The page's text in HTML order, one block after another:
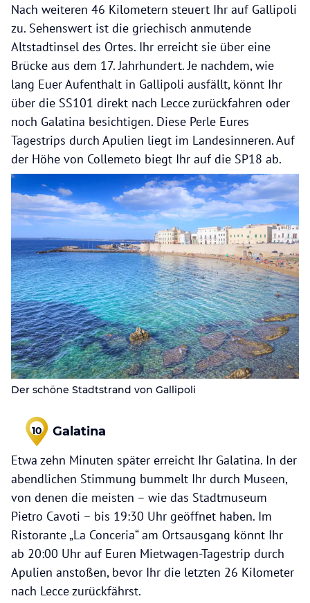
Der schöne Stadtstrand von Gallipoli
Nach weiteren 46 Kilometern steuert Ihr auf Gallipoli
zu. Sehenswert ist die griechisch anmutende
Altstadtinsel des Ortes. Ihr erreicht sie über eine
Brücke aus dem 17. Jahrhundert. Je nachdem, wie
lang Euer Aufenthalt in Gallipoli ausfällt, könnt Ihr
über die SS101 direkt nach Lecce zurückfahren oder
noch Galatina besichtigen. Diese Perle Eures
Tagestrips durch Apulien liegt im Landesinneren. Auf
der Höhe von Collemeto biegt Ihr auf die SP18 ab.
10 Galatina
Etwa zehn Minuten später erreicht Ihr Galatina. In der
abendlichen Stimmung bummelt Ihr durch Museen,
von denen die meisten – wie das Stadtmuseum
Pietro Cavoti – bis 19:30 Uhr geöffnet haben. Im
Ristorante „La Conceria“ am Ortsausgang könnt Ihr
ab 20:00 Uhr auf Euren Mietwagen-Tagestrip durch
Apulien anstoßen, bevor Ihr die letzten 26 Kilometer
nach Lecce zurückfährst.